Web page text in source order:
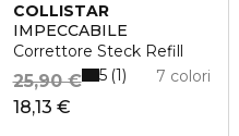
COLLISTAR
IMPECCABILE
Correttore Steck Refill
18,13 €
25,90 € 7 colori
5 1